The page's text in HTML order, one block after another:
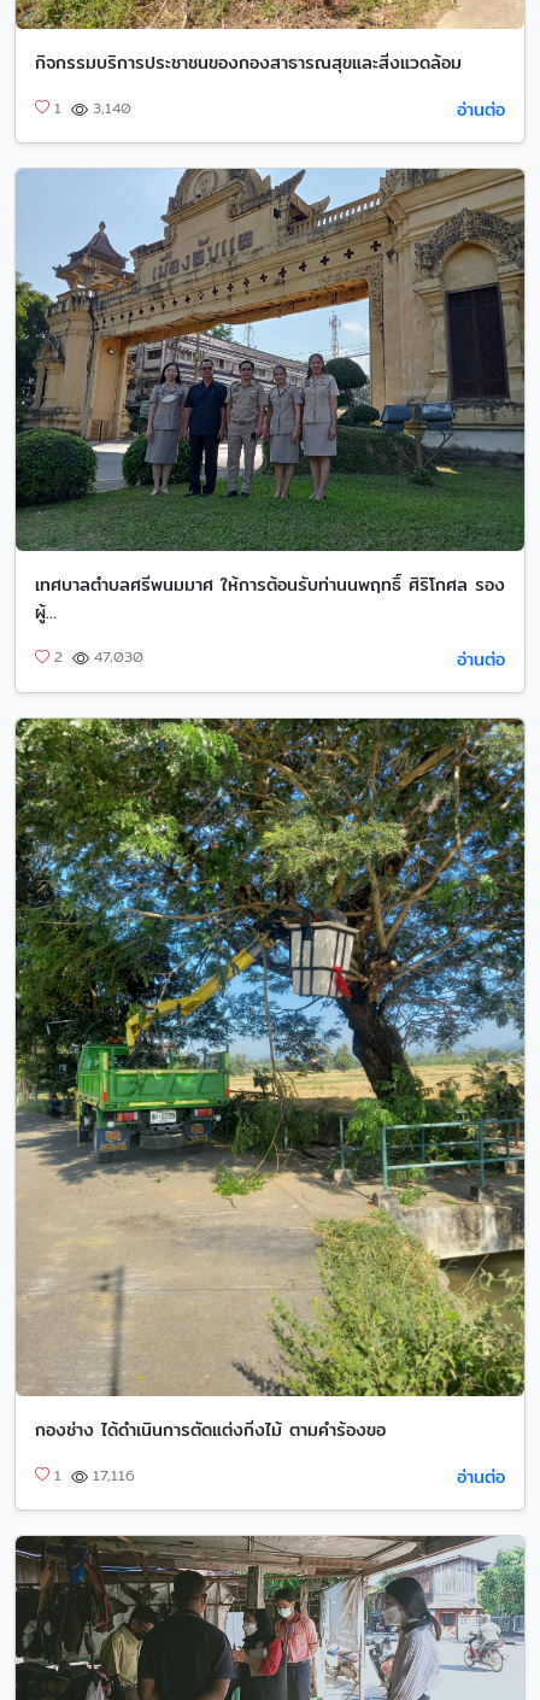
กิจกรรมบริการประชาชนของกองสาธารณสุขและสิ่งแวดล้อม
1 3,140 อ่านต่อ
เทศบาลตำบลศรีพนมมาศ ให้การต้อนรับท่านนพฤทธิ์ ศิริโกศล รอง
ผู้...
2 47,030 อ่านต่อ
กองช่าง ได้ดำเนินการตัดแต่งกิ่งไม้ ตามคำร้องขอ
1 17,116 อ่านต่อ